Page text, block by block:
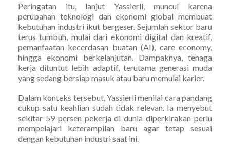
Peringatan itu, lanjut Yassierli, muncul karena
perubahan teknologi dan ekonomi global membuat
kebutuhan industri ikut bergeser. Sejumlah sektor baru
terus tumbuh, mulai dari ekonomi digital dan kreatif,
pemanfaatan kecerdasan buatan (AI), care economy,
hingga ekonomi berkelanjutan. Dampaknya, tenaga
kerja dituntut lebih adaptif, terutama generasi muda
yang sedang bersiap masuk atau baru memulai karier.
Dalam konteks tersebut, Yassierli menilai cara pandang
cukup satu keahlian sudah tidak relevan. Ia menyebut
sekitar 59 persen pekerja di dunia diperkirakan perlu
mempelajari keterampilan baru agar tetap sesuai
dengan kebutuhan industri saat ini.